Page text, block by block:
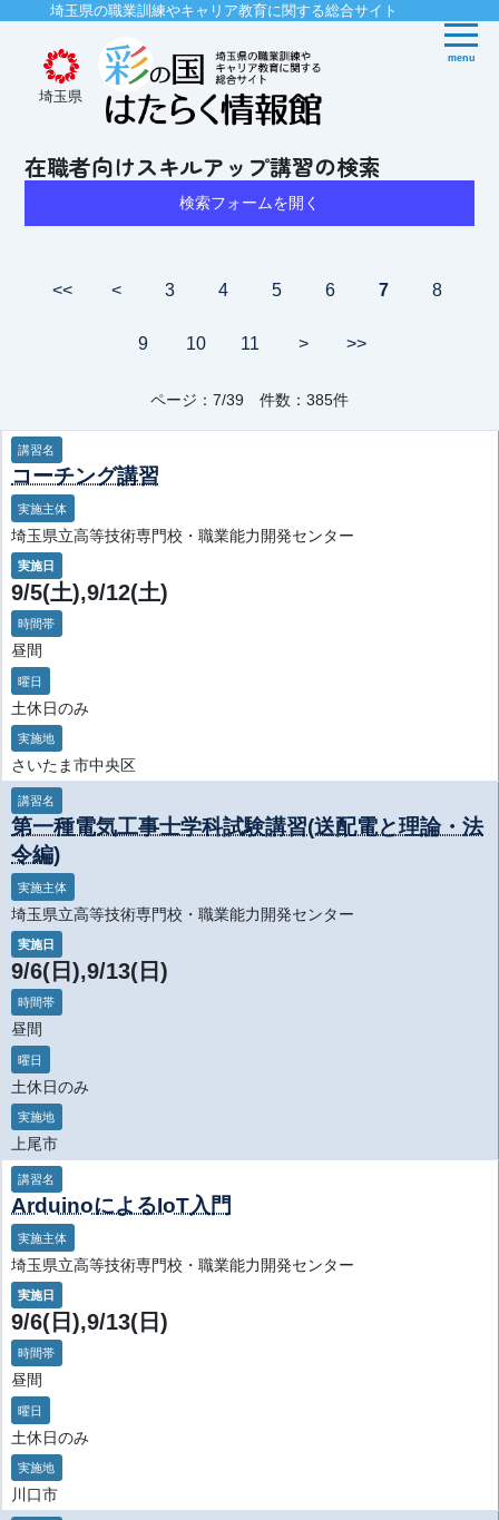
埼玉県の職業訓練やキャリア教育に関する総合サイト
埼玉県
menu
在職者向けスキルアップ講習の検索
検索フォームを開く
<< < 3 4 5 6 7 8
9 10 11 > >>
ページ：7/39 件数：385件
講習名
コーチング講習
実施主体
埼玉県立高等技術専門校・職業能力開発センター
実施日
9/5(土),9/12(土)
時間帯
昼間
曜日
土休日のみ
実施地
さいたま市中央区
講習名
第一種電気工事士学科試験講習(送配電と理論・法
令編)
実施主体
埼玉県立高等技術専門校・職業能力開発センター
実施日
9/6(日),9/13(日)
時間帯
昼間
曜日
土休日のみ
実施地
上尾市
講習名
ArduinoによるIoT入門
実施主体
埼玉県立高等技術専門校・職業能力開発センター
実施日
9/6(日),9/13(日)
時間帯
昼間
曜日
土休日のみ
実施地
川口市